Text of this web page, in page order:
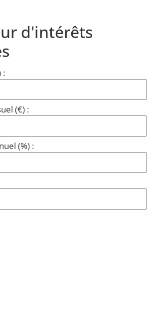
d'intérêts
:
(€) :
(%) :